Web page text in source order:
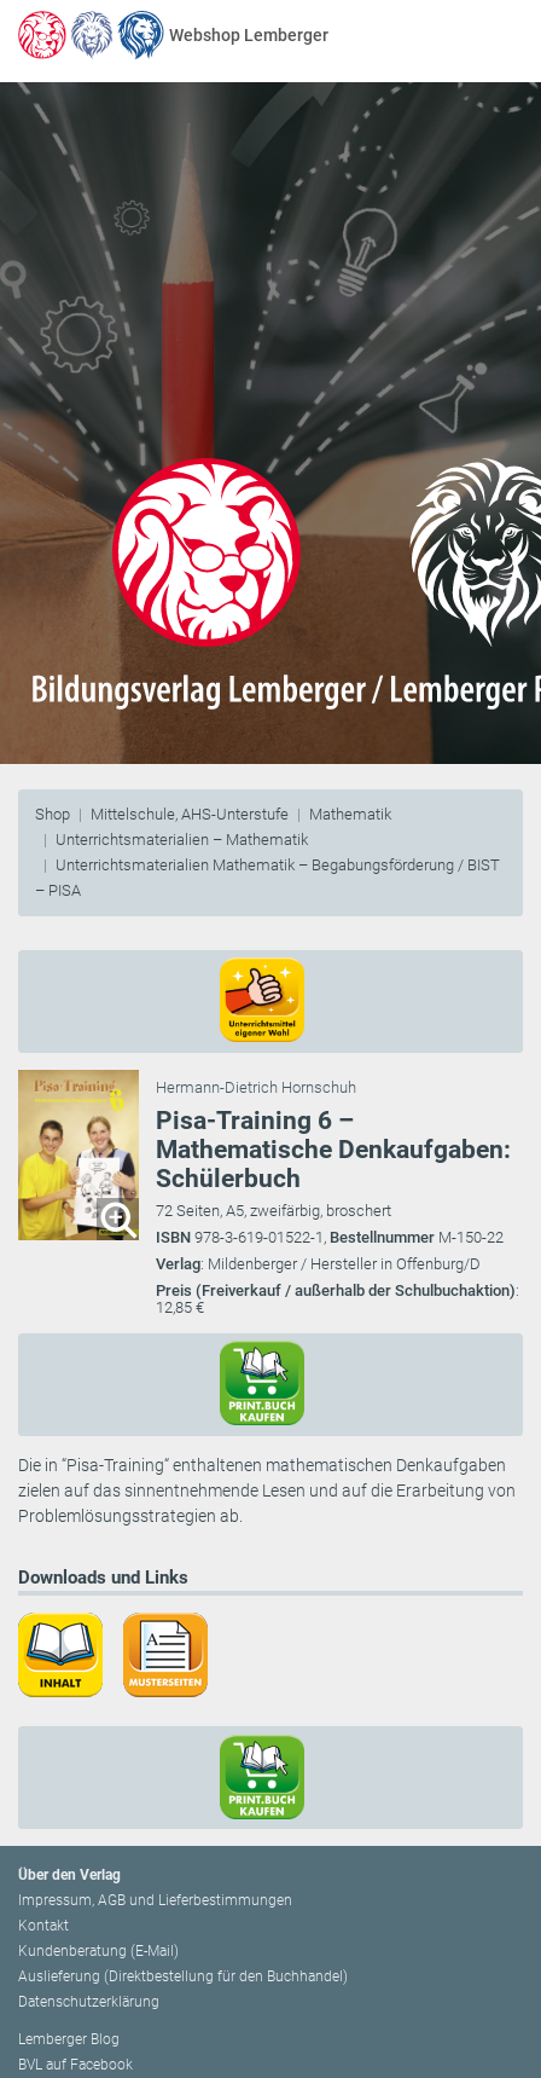
Webshop Lemberger
Shop Mittelschule, AHS-Unterstufe
Mathematik
Unterrichtsmaterialien – Mathematik
Unterrichtsmaterialien Mathematik – Begabungsförderung / BIST
– PISA
Hermann-Dietrich Hornschuh
Pisa-Training 6 –
Mathematische Denkaufgaben:
Schülerbuch
72 Seiten, A5, zweifärbig, broschert
ISBN 978-3-619-01522-1, Bestellnummer M-150-22
Verlag: Mildenberger / Hersteller in Offenburg/D
Preis (Freiverkauf / außerhalb der Schulbuchaktion):
12,85 €
Die in “Pisa-Training“ enthaltenen mathematischen Denkaufgaben
zielen auf das sinnentnehmende Lesen und auf die Erarbeitung von
Problemlösungsstrategien ab.
Downloads und Links
Über den Verlag
Impressum, AGB und Lieferbestimmungen
Kontakt
Kundenberatung (E-Mail)
Auslieferung (Direktbestellung für den Buchhandel)
Datenschutzerklärung
Lemberger Blog
BVL auf Facebook